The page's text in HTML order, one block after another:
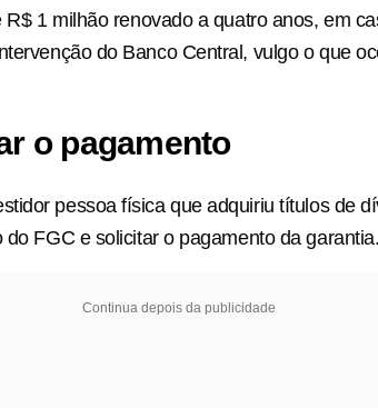
1 milhão renovado a quatro anos, em
do Banco Central, vulgo o que
o pagamento
pessoa física que adquiriu títulos de
FGC e solicitar o pagamento da garantia.
Continua depois da publicidade